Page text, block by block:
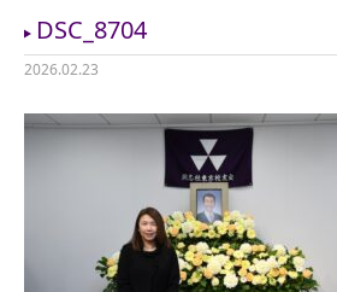
DSC_8704
2026.02.23